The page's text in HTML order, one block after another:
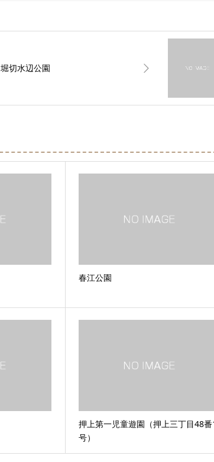
堀切水辺公園
春江公園
押上第一児童遊園（押上三丁目48番
号）